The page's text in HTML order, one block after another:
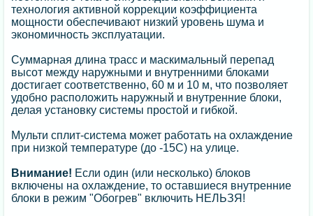
технология активной коррекции коэффициента
мощности обеспечивают низкий уровень шума и
экономичность эксплуатации.
Суммарная длина трасс и маскимальный перепад
высот между наружными и внутренними блоками
достигает соответственно, 60 м и 10 м, что позволяет
удобно расположить наружный и внутренние блоки,
делая установку системы простой и гибкой.
Мульти сплит-система может работать на охлаждение
при низкой температуре (до -15C) на улице.
Внимание! Если один (или несколько) блоков
включены на охлаждение, то оставшиеся внутренние
блоки в режим "Обогрев" включить НЕЛЬЗЯ!